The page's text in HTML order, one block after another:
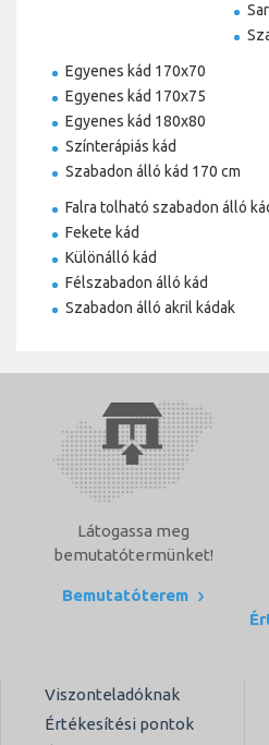
Egyenes kád 170x70
Egyenes kád 170x75
Egyenes kád 180x80
Színterápiás kád
Szabadon álló kád 170 cm
Falra tolható szabadon álló
Fekete kád
Különálló kád
Félszabadon álló kád
Szabadon álló akril kádak
Látogassa meg
bemutatótermünket!
Bemutatóterem
Viszonteladóknak
Értékesítési pontok